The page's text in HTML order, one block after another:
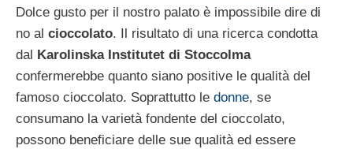
Dolce gusto per il nostro palato è impossibile dire di
no al cioccolato. Il risultato di una ricerca condotta
dal Karolinska Institutet di Stoccolma
confermerebbe quanto siano positive le qualità del
famoso cioccolato. Soprattutto le donne, se
consumano la varietà fondente del cioccolato,
possono beneficiare delle sue qualità ed essere